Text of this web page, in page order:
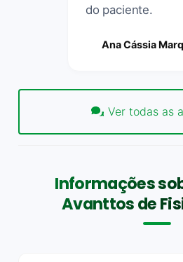
do paciente.
Ana Cássia
Ver todas as
Informações
Avanttos de